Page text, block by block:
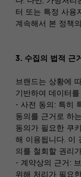
터 또는 특정 사용
계속해서 본 정책
3. 수집의 법적 근
브랜드는 상황에
기반하여 데이터
- 사전 동의: 특히
동의를 근거로 하
동의가 필요한 쿠
해 이용됩니다. 이
의를 철회할 권리
- 계약상의 근거:
위해 처리가 필요